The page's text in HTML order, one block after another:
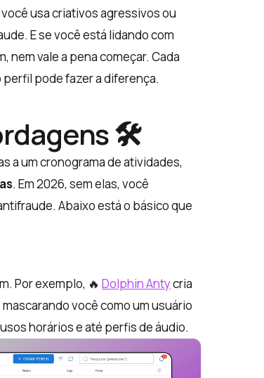
usa criativos agressivos ou
E se você está lidando com
nem vale a pena começar. Cada
pode fazer a diferença.
🛠
a um cronograma de atividades,
. Em 2026, sem elas, você
Abaixo está o básico que
Por exemplo, 🔥 Dolphin Antycria
você como um usuário
horários e até perfis de áudio.